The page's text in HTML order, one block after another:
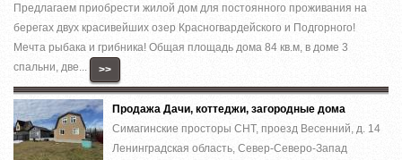
Предлагаем приобрести жилой дом для постоянного проживания на
берегах двух красивейших озер Красногвардейского и Подгорного!
Мечта рыбака и грибника! Общая площадь дома 84 кв.м, в доме 3
спальни, две...
>>
Продажа Дачи, коттеджи, загородные дома
Симагинские просторы СНТ, проезд Весенний, д. 14
Ленинградская область, Север-Северо-Запад